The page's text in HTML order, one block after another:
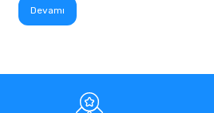
Devamı